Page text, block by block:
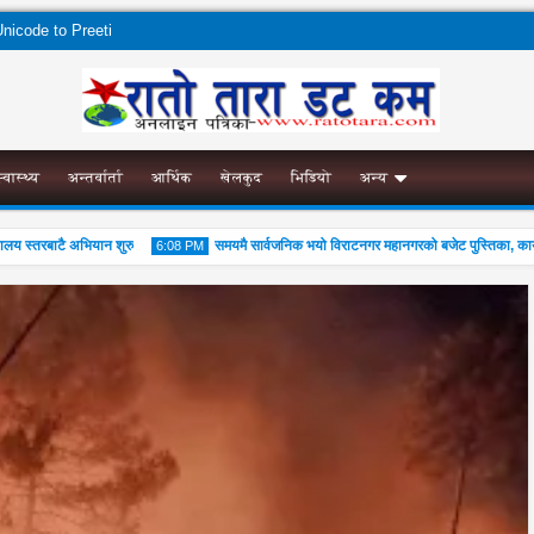
to Preeti
अन्तर्वार्ता आर्थिक खेलकुद भिडियो अन्य
अभियान शुरु 6:08 PM समयमै सार्वजनिक भयो विराटनगर महानगरको बजेट पुस्तिका,